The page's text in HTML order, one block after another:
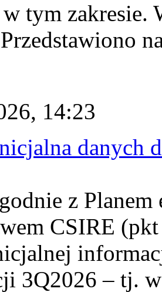
tym zakresie.
14:23
danych
z
CSIRE
3Q2026 – tj.